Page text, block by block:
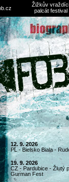
Žižkův
palcát festival
12. 9. 2026
PL - Bielsko Biala -
19. 9. 2026
CZ - Pardubice - Žlutý
Gurman Fest